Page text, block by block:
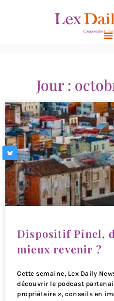
Jour :
Dispositif Pinel,
mieux revenir ?
Cette semaine, Lex Daily
découvrir le podcast
propriétaire », conseils en